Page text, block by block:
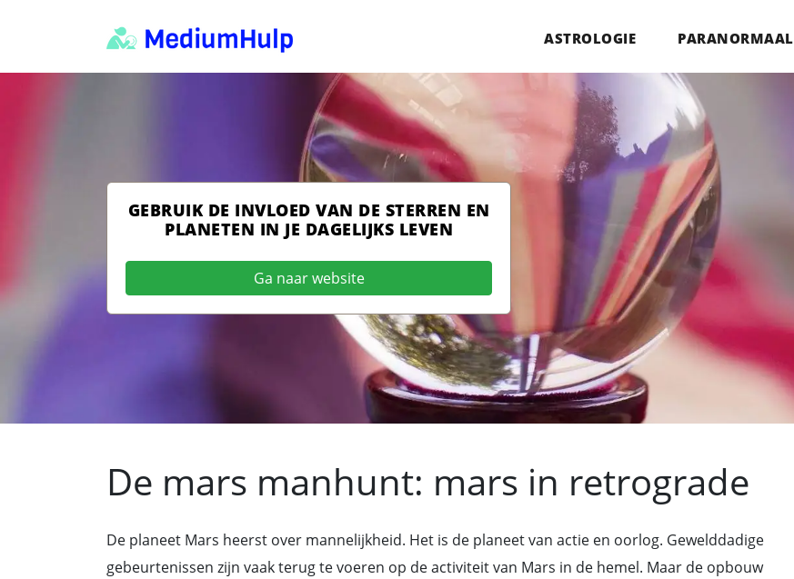
ASTROLOGIE PARANORMAAL
GEBRUIK DE INVLOED VAN DE STERREN EN
PLANETEN IN JE DAGELIJKS LEVEN
Ga naar website
De mars manhunt: mars in retrograde
De planeet Mars heerst over mannelijkheid. Het is de planeet van actie en oorlog. Gewelddadige
gebeurtenissen zijn vaak terug te voeren op de activiteit van Mars in de hemel. Maar de opbouw